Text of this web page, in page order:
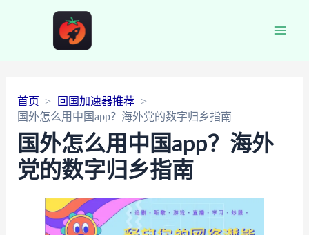
首页
回国加速器推荐
国外怎么用中国app？海外党的数字归乡指南
国外怎么用中国app？海外
党的数字归乡指南